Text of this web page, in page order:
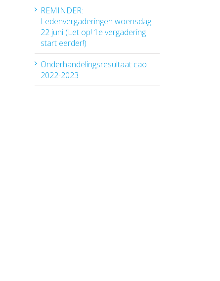
REMINDER:
Ledenvergaderingen woensdag
22 juni (Let op! 1e vergadering
start eerder!)
Onderhandelingsresultaat cao
2022-2023